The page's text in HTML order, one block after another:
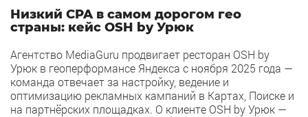
Низкий CPA в самом дорогом гео
страны: кейс OSH by Урюк
Агентство MediaGuru продвигает ресторан OSH by
Урюк в геоперформансе Яндекса с ноября 2025 года —
команда отвечает за настройку, ведение и
оптимизацию рекламных кампаний в Картах, Поиске и
на партнёрских площадках. О клиенте OSH by Урюк —